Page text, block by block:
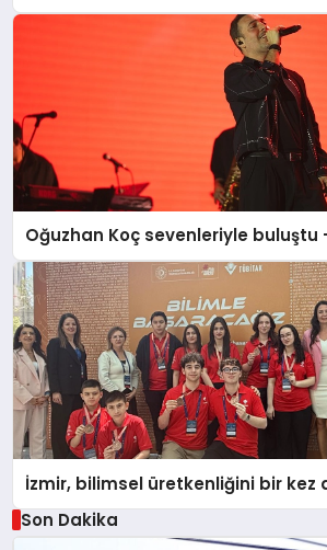
Oğuzhan Koç sevenleriyle buluştu
İzmir, bilimsel üretkenliğini bir kez
Son Dakika